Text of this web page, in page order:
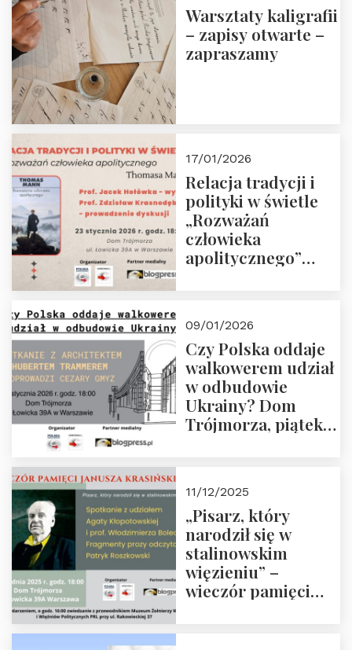
Warsztaty kaligrafii
– zapisy otwarte –
zapraszamy
17/01/2026
Relacja tradycji i
polityki w świetle
„Rozważań
człowieka
apolitycznego”
godz. 18:00.
Zapraszamy!
09/01/2026
Czy Polska oddaje
walkowerem udział
w odbudowie
Ukrainy? Dom
Trójmorza, piątek
11/12/2025
„Pisarz, który
narodził się w
stalinowskim
więzieniu” –
wieczór pamięci